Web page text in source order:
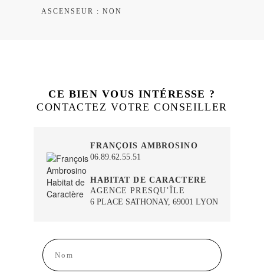
ASCENSEUR : NON
CE BIEN VOUS INTÉRESSE ?
CONTACTEZ VOTRE CONSEILLER
FRANÇOIS AMBROSINO
06.89.62.55.51
HABITAT DE CARACTERE
AGENCE PRESQU’ÎLE
6 PLACE SATHONAY, 69001 LYON